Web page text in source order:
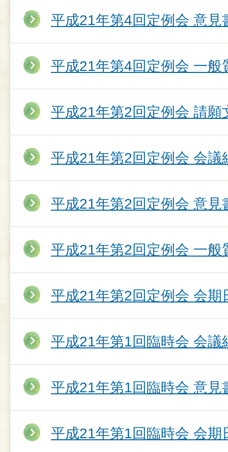
平成21年第4回定例会 意見
平成21年第4回定例会 一般
平成21年第2回定例会 請願
平成21年第2回定例会 会議
平成21年第2回定例会 意見
平成21年第2回定例会 一般
平成21年第2回定例会 会期
平成21年第1回臨時会 会議
平成21年第1回臨時会 意見
平成21年第1回臨時会 会期